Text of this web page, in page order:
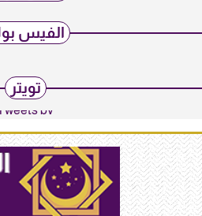
الفيس
تويتر
Tweets by